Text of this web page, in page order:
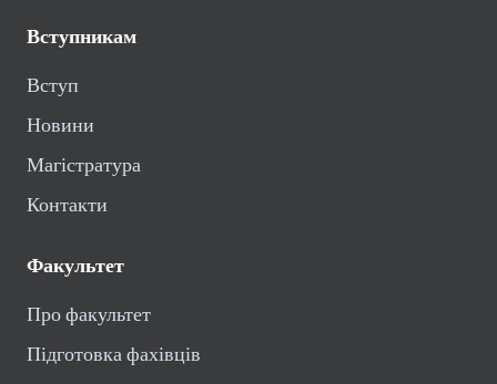
Вступникам
Вступ
Новини
Магістратура
Контакти
Факультет
Про факультет
Підготовка фахівців